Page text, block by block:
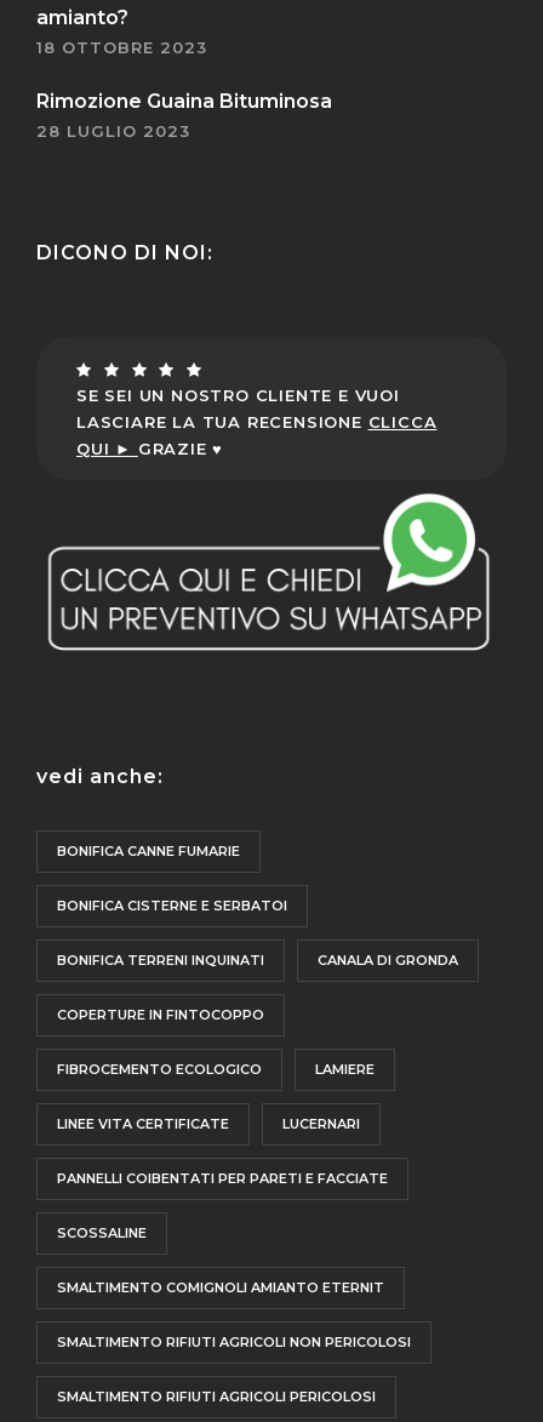
amianto?
18 OTTOBRE 2023
Rimozione Guaina Bituminosa
28 LUGLIO 2023
DICONO DI NOI:
SE SEI UN NOSTRO CLIENTE E VUOI
LASCIARE LA TUA RECENSIONE CLICCA
QUI ► GRAZIE ♥
vedi anche:
BONIFICA CANNE FUMARIE
BONIFICA CISTERNE E SERBATOI
BONIFICA TERRENI INQUINATI CANALA DI GRONDA
COPERTURE IN FINTOCOPPO
FIBROCEMENTO ECOLOGICO LAMIERE
LINEE VITA CERTIFICATE LUCERNARI
PANNELLI COIBENTATI PER PARETI E FACCIATE
SCOSSALINE
SMALTIMENTO COMIGNOLI AMIANTO ETERNIT
SMALTIMENTO RIFIUTI AGRICOLI NON PERICOLOSI
SMALTIMENTO RIFIUTI AGRICOLI PERICOLOSI